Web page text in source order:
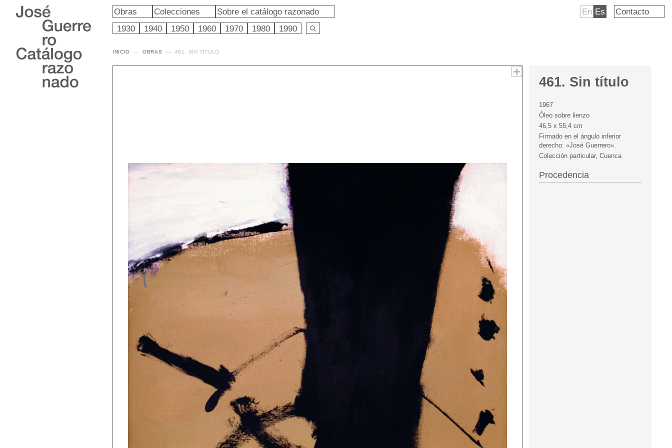
Obras Colecciones
Sobre el catálogo razonado
1930
1940 1950 1960 1970 1980 1990
En Es Contacto
INICIO OBRAS 461. SIN TÍTULO
461. Sin título
1967
Óleo sobre lienzo
46,5 x 55,4 cm
Firmado en el ángulo inferior
derecho: «José Guerrero».
Colección particular, Cuenca
Procedencia